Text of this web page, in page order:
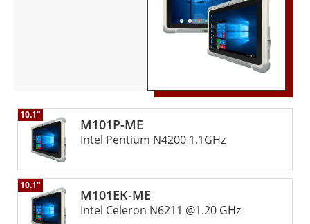
力和用戶友好的功能，這些堅固耐用的平板電腦可以增強
醫療保健工作流程，並幫助醫療保健專業人員為患者提供
最佳的護理。欲了解更多信息，請訪問融程的網站或立即
實時更新患者信息。 20多年來，融程一直是增強型醫療平板電
腦值得信賴的供應商，提供可靠和創新的產品、以客戶為中心
的設計解決方案和醫療計算機解決方案。我們的產品在醫院環
境中提供無紙化和無膠片通信的優勢，並且所有產品解決方案
都保證可靠的質量（EN-60601-1 和 UL-60601-1）。我們還獲
得了特別認可，例如強固型平板電腦系列的“2021年台灣精品
配備Android 9.0操作系統、10.1英寸光學貼合陽光下可讀TFT
液晶顯示器以及出色的用戶友好型投射電容式觸控螢幕。該平
板電腦搭載Qualcomm® Snapdragon™ 660 (OctaCore 2.2
GHz)、3 GB系統內存和全面的無線連接選項。 M101Q8-ME醫
療平板電腦重量輕，對於需要隨時隨地保持聯繫的醫療保健專
業人員來說具有高度的移動性，它還足夠堅固，可以承受反复
跌落、極端溫度、海拔高度、濕度和水/灰塵暴露，通過了MIL-
M101P-ME
10.1"
Intel Pentium N4200 1.1GHz
M101EK-ME
10.1"
Intel Celeron N6211 @1.20 GHz